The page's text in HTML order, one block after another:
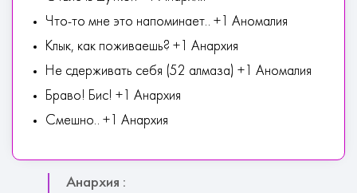
Что-то мне это напоминает.. +1 Аномалия
Клык, как поживаешь? +1 Анархия
Не сдерживать себя (52 алмаза) +1 Аномалия
Браво! Бис! +1 Анархия
Смешно.. +1 Анархия
Анархия :